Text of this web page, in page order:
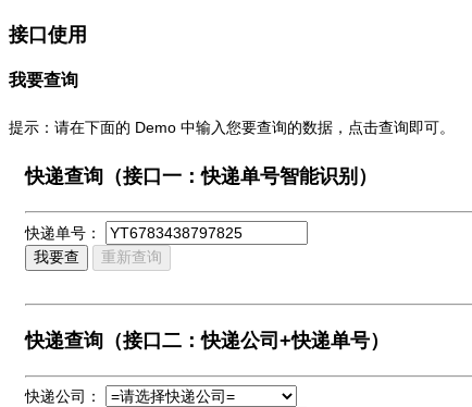
接口使用
我要查询
提示：请在下面的 Demo 中输入您要查询的数据，点击查询即可。
快递查询（接口一：快递单号智能识别）
快递单号：
我要查
重新查询
快递查询（接口二：快递公司+快递单号）
快递公司：